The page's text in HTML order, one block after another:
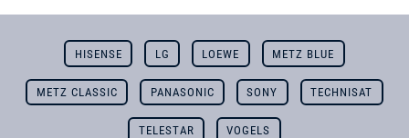
HISENSE LG LOEWE METZ BLUE
METZ CLASSIC PANASONIC SONY TECHNISAT
TELESTAR VOGELS